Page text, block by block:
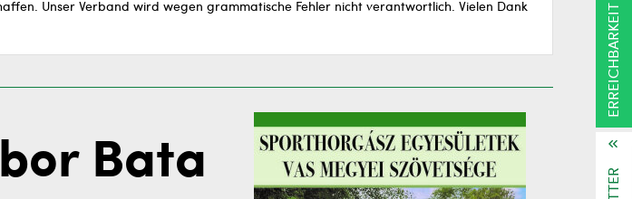
Unser Verband wird wegen grammatische Fehler nicht verantwortlich. Vielen Dank
Bata
ERREICHBARKEIT